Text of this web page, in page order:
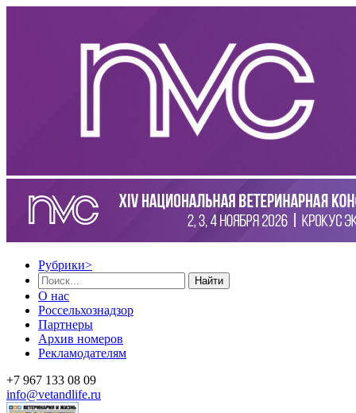
Рубрики>
Найти
О нас
Россельхознадзор
Партнеры
Архив номеров
Рекламодателям
+7 967 133 08 09
info@vetandlife.ru